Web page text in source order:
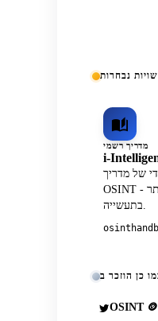
נבחרות
מדריך רשמי
i-
של מדריך
OSINT - אחד המקורות המוערכים ביותר
בתעשייה.
כן הוזכר ב
OSINT